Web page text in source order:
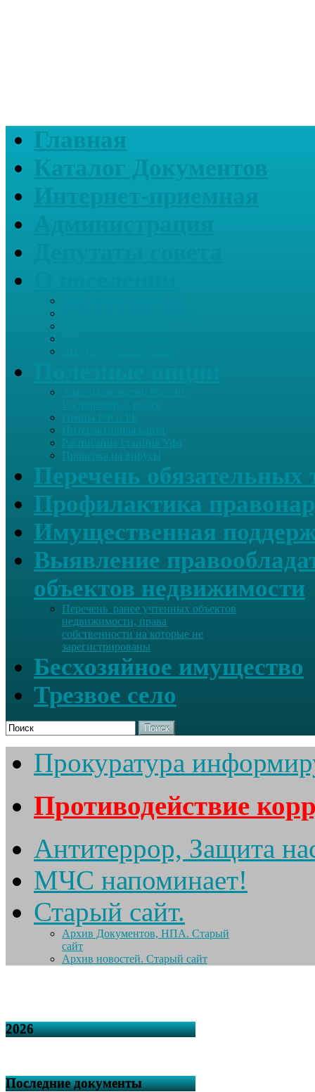
Главная
Каталог Документов
Интерактивная карта
Расписание станция Уфа
Проверка на вирусы
Перечень обязательных
Профилактика
Имущественная
Выявление
объектов недвижимости
Перечень ранее учтенных объектов
недвижимости, права
собственности на которые не
зарегистрированы
Бесхозяйное имущество
Трезвое село
Поиск
Прокуратура
Противодействие
Антитеррор, Защита
МЧС напоминает!
Старый сайт.
Архив Документов, НПА. Старый
сайт
Архив новостей. Старый сайт
2026
Последние документы